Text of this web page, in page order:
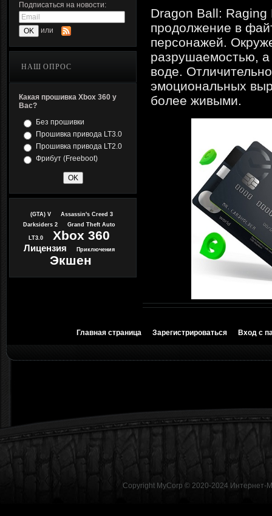
Подписаться на новости:
или
НАШ ОПРОС
Какая прошивка Xbox 360 у
Вас?
Без прошивки
Прошивка привода LT3.0
Прошивка привода LT2.0
Фрибут (Freeboot)
(GTA) V
Assassin's Creed 3
Darksiders 2
Grand Theft Auto
LT3.0 Xbox 360
Лицензия Приключения
Экшен
Dragon Ball: Raging
продолжение в
персонажей.
разрушаемостью,
воде.
эмоциональных
более живыми.
Главная страница Зарегистрироваться Вход с
Copyright MyCorp © 2020-2024 Интернет-